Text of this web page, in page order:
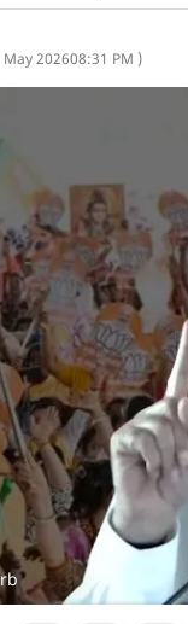
202608:31 PM )